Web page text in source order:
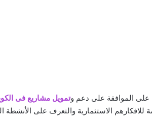
الموافقة على دعم وتمويل مشاريع فى
للافكارهم الاستثمارية والتعرف على